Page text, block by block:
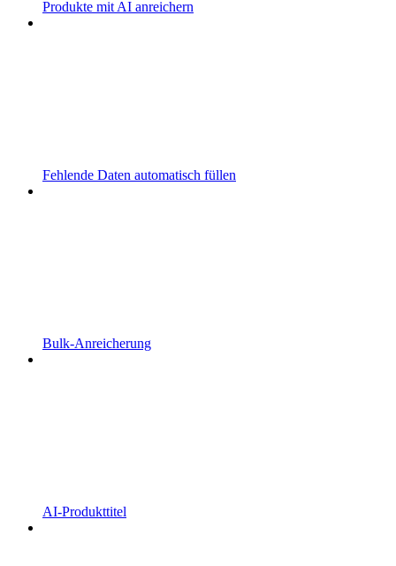
Produkte mit AI anreichern
Fehlende Daten automatisch füllen
Bulk-Anreicherung
AI-Produkttitel